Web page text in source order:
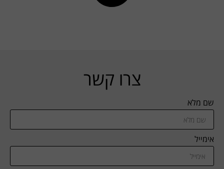
צרו קשר
שם מלא
אימייל